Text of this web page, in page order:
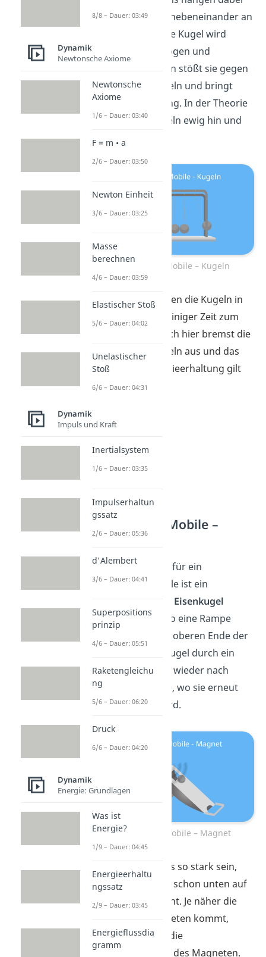
mehrere Kugeln nebeneinander an
einem Faden. Eine Kugel wird
seitlich hochgezogen und
losgelassen. Dann stößt sie gegen
die anderen Kugeln und bringt
diese in Bewegung. In der Theorie
pendeln die Kugeln ewig hin und
her.
Perpetuum Mobile – Kugeln
Allerdings kommen die Kugeln in
der Praxis nach einiger Zeit zum
Stehen. Denn auch hier bremst die
Reibung
die Kugeln aus und das
Gesetz der Energieerhaltung gilt
nicht mehr.
Perpetuum Mobile –
Magnet
Eine andere Idee für ein
Perpetuum Mobile ist ein
Eisenkugel
anzieht und sie so eine Rampe
hochbewegt. Am oberen Ende der
Rampe fällt die Kugel durch ein
Loch und rutscht wieder nach
unten zur Rampe, wo sie erneut
hochgezogen wird.
Perpetuum Mobile – Magnet
Der Magnet muss so stark sein,
dass er die Kugel schon unten auf
der Rampe anzieht. Je näher die
Kugel dem Magneten kommt,
desto größer ist die
Anziehungskraft
des Magneten.
8/8 – Dauer: 03:49
Dynamik
Newtonsche Axiome
Newtonsche
Axiome
1/6 – Dauer: 03:40
F = m • a
2/6 – Dauer: 03:50
Newton Einheit
3/6 – Dauer: 03:25
Masse
berechnen
4/6 – Dauer: 03:59
Elastischer Stoß
5/6 – Dauer: 04:02
Unelastischer
Stoß
6/6 – Dauer: 04:31
Dynamik
Impuls und Kraft
Inertialsystem
1/6 – Dauer: 03:35
Impulserhaltun
gssatz
2/6 – Dauer: 05:36
d'Alembert
3/6 – Dauer: 04:41
Superpositions
prinzip
4/6 – Dauer: 05:51
Raketengleichu
ng
5/6 – Dauer: 06:20
Druck
6/6 – Dauer: 04:20
Dynamik
Energie: Grundlagen
Was ist
Energie?
1/9 – Dauer: 04:45
Energieerhaltu
ngssatz
2/9 – Dauer: 03:45
Energieflussdia
gramm